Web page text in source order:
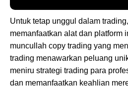
Untuk tetap unggul dalam
memanfaatkan alat dan platform
muncullah copy trading yang
trading menawarkan peluang
meniru strategi trading para
dan memanfaatkan keahlian